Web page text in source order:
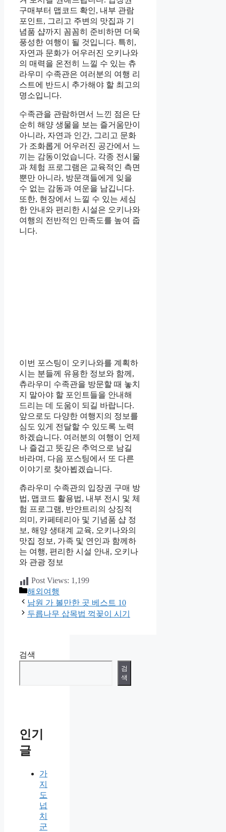
구매부터 맵코드 확인, 내부 관람
포인트, 그리고 주변의 맛집과 기
념품 샵까지 꼼꼼히 준비하면 더욱
풍성한 여행이 될 것입니다. 특히,
자연과 문화가 어우러진 오키나와
의 매력을 온전히 느낄 수 있는 츄
라우미 수족관은 여러분의 여행 리
스트에 반드시 추가해야 할 최고의
명소입니다.
수족관을 관람하면서 느낀 점은 단
순히 해양 생물을 보는 즐거움만이
아니라, 자연과 인간, 그리고 문화
가 조화롭게 어우러진 공간에서 느
끼는 감동이었습니다. 각종 전시물
과 체험 프로그램은 교육적인 측면
뿐만 아니라, 방문객들에게 잊을
수 없는 감동과 여운을 남깁니다.
또한, 현장에서 느낄 수 있는 세심
한 안내와 편리한 시설은 오키나와
여행의 전반적인 만족도를 높여 줍
니다.
이번 포스팅이 오키나와를 계획하
시는 분들께 유용한 정보와 함께,
츄라우미 수족관을 방문할 때 놓치
지 말아야 할 포인트들을 안내해
드리는 데 도움이 되길 바랍니다.
앞으로도 다양한 여행지의 정보를
심도 있게 전달할 수 있도록 노력
하겠습니다. 여러분의 여행이 언제
나 즐겁고 뜻깊은 추억으로 남길
바라며, 다음 포스팅에서 또 다른
이야기로 찾아뵙겠습니다.
츄라우미 수족관의 입장권 구매 방
법, 맵코드 활용법, 내부 전시 및 체
험 프로그램, 반얀트리의 상징적
의미, 카페테리아 및 기념품 샵 정
보, 해양 생태계 교육, 오키나와의
맛집 정보, 가족 및 연인과 함께하
는 여행, 편리한 시설 안내, 오키나
와 관광 정보
Post Views: 1,199
카
테
고
해외여행
남원 가 볼만한 곳 베스트 10
두릅나무 삽목법 꺽꽂이 시기
검색
검
색
인기
글
가
지
도
넙
치
군